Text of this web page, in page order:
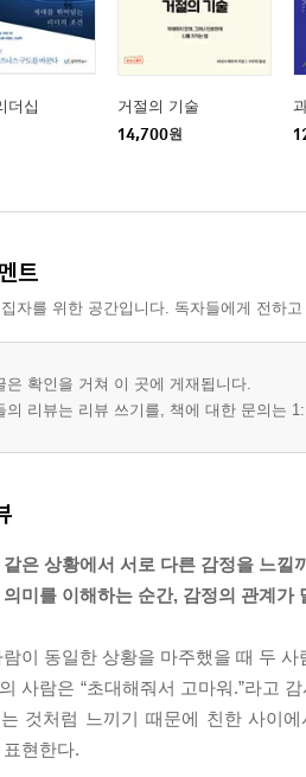
더십 거절의 기술
14,700원
트
자를 위한 공간입니다. 독자들에게 전하
은 확인을 거쳐 이 곳에 게재됩니다.
의 리뷰는 리뷰 쓰기를, 책에 대한 문의는
은 상황에서 서로 다른 감정을 느낄
미를 이해하는 순간, 감정의 관계가
이 동일한 상황을 마주했을 때 두
사람은 “초대해줘서 고마워.”라고
것처럼 느끼기 때문에 친한 사이
현한다.